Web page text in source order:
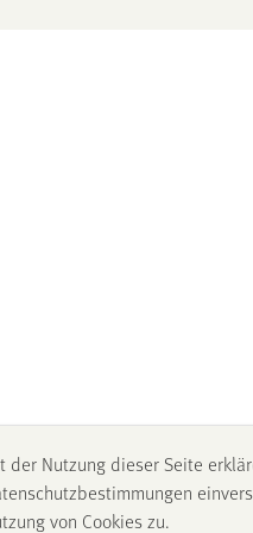
der Nutzung dieser Seite
von Cookies zu.